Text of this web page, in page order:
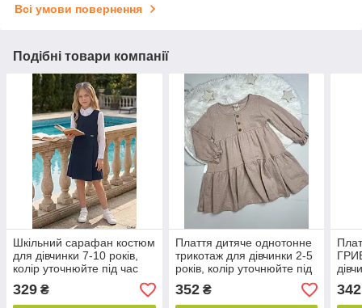
Всі умови повернення
Подібні товари компанії
Шкільний сарафан костюм
для дівчинки 7-10 років,
колір уточнюйте під час
замовлення
329 ₴
Плаття дитяче однотонне
трикотаж для дівчинки 2-5
років, колір уточнюйте під
час замовлення
352₴ 342